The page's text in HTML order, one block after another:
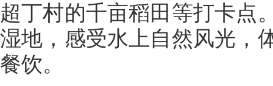
超丁村的千亩稻田等打卡点
湿地，感受水上自然风光，
餐饮。